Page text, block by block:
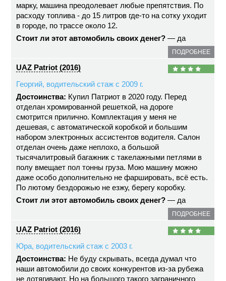
марку, машина преодолевает любые препятствия. По
расходу топлива - до 15 литров где-то на сотку уходит
в городе, по трассе около 12.
Стоит ли этот автомобиль своих денег? — да
ПОДРОБНЕЕ
UAZ Patriot (2016)
Георгий, водительский стаж с 2009 г.
Достоинства: Купил Патриот в 2020 году. Перед
отделан хромированной решеткой, на дороге
смотрится прилично. Комплектация у меня не
дешевая, с автоматической коробкой и большим
набором электронных ассистентов водителя. Салон
отделан очень даже неплохо, а большой
тысячалитровый багажник с такелажными петлями в
полу вмещает пол тонны груза. Мою машину можно
даже особо дополнительно не фаршировать, всё есть.
По лютому бездорожью не езжу, берегу коробку.
Стоит ли этот автомобиль своих денег? — да
ПОДРОБНЕЕ
UAZ Patriot (2016)
Юра, водительский стаж с 2003 г.
Достоинства: Не буду скрывать, всегда думал что
наши автомобили до своих конкурентов из-за рубежа
не дотягивают. Но на большого такого заграничного